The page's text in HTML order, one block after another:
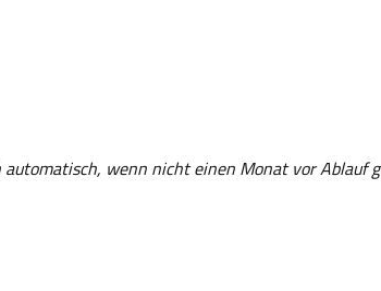
wenn nicht einen Monat vor Ablauf